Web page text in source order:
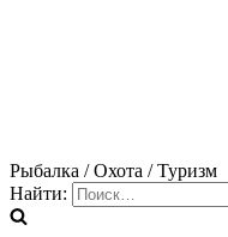
Рыбалка / Охота / Туризм
Найти: